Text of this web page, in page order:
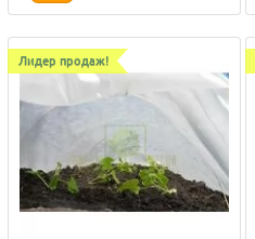
Лидер продаж!